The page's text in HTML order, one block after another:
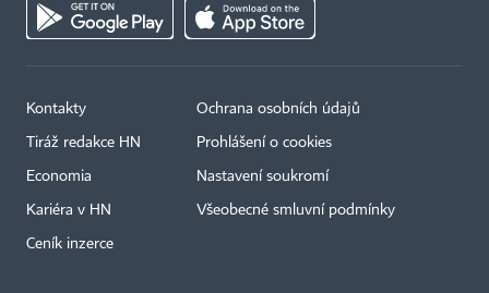
Kontakty
Tiráž redakce HN
Economia
Kariéra v HN
Ceník inzerce
Ochrana osobních údajů
Prohlášení o cookies
Nastavení soukromí
Všeobecné smluvní podmínky